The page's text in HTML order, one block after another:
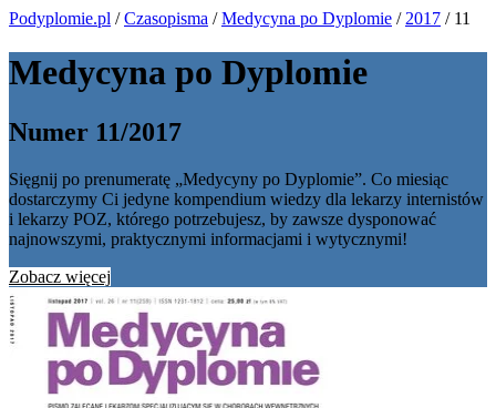
Podyplomie.pl /Czasopisma /Medycyna po Dyplomie / 2017 / 11
Medycyna po Dyplomie
Numer 11/2017
Sięgnij po prenumeratę „Medycyny po Dyplomie”. Co miesiąc
dostarczymy Ci jedyne kompendium wiedzy dla lekarzy internistów
i lekarzy POZ, którego potrzebujesz, by zawsze dysponować
najnowszymi, praktycznymi informacjami i wytycznymi!
Zobacz więcej